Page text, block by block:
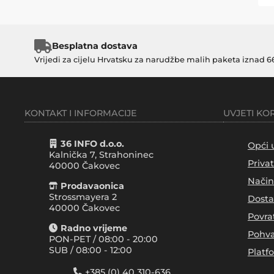
Besplatna dostava
Vrijedi za cijelu Hrvatsku za narudžbe malih paketa iznad
KONTAKT I INFORMACIJE
36 INFO d.o.o.
Kalnička 7, Strahoninec
40000 Čakovec
Prodavaonica
Strossmayera 2
40000 Čakovec
Radno vrijeme
PON-PET / 08:00 - 20:00
SUB / 08:00 - 12:00
UVJETI
Opći